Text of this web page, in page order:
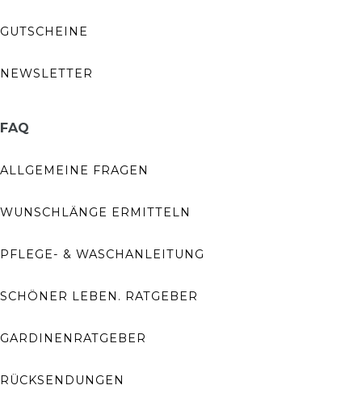
GUTSCHEINE
NEWSLETTER
FAQ
ALLGEMEINE FRAGEN
WUNSCHLÄNGE ERMITTELN
PFLEGE- & WASCHANLEITUNG
SCHÖNER LEBEN. RATGEBER
GARDINENRATGEBER
RÜCKSENDUNGEN